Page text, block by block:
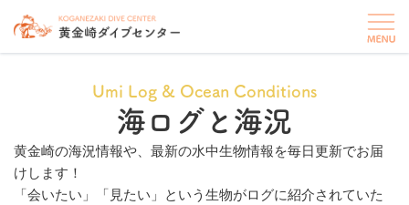
Umi Log & Ocean Conditions
海ログと海況
黄金崎の海況情報や、最新の水中生物情報を毎日更新でお届
けします！
「会いたい」「見たい」という生物がログに紹介されていた